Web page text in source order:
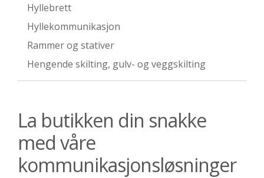
Hyllebrett
Hyllekommunikasjon
Rammer og stativer
Hengende skilting, gulv- og veggskilting
La butikken din snakke
med våre
kommunikasjonsløsninger